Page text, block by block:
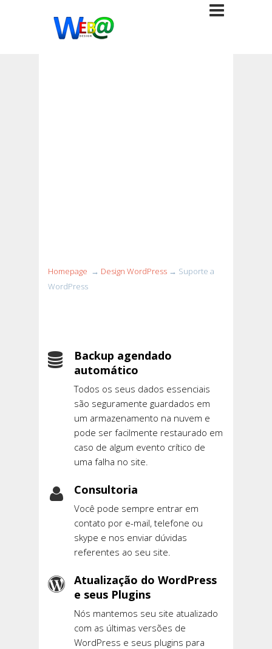
Homepage → Design WordPress → Suporte a
WordPress
Backup agendado
automático
Todos os seus dados essenciais
são seguramente guardados em
um armazenamento na nuvem e
pode ser facilmente restaurado em
caso de algum evento crítico de
uma falha no site.
Consultoria
Você pode sempre entrar em
contato por e-mail, telefone ou
skype e nos enviar dúvidas
referentes ao seu site.
Atualização do WordPress
e seus Plugins
Nós mantemos seu site atualizado
com as últimas versões de
WordPress e seus plugins para